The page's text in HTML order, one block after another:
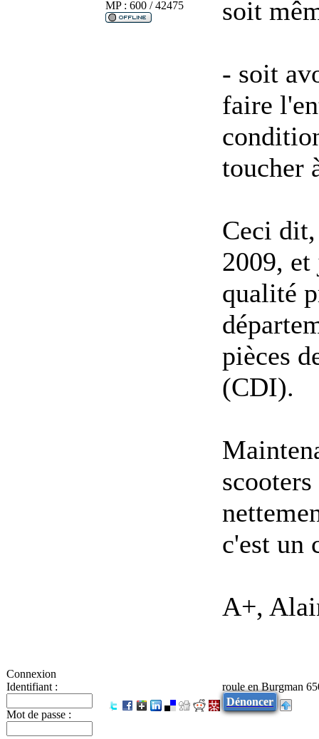
Connexion
Identifiant :
Mot de passe :
MP : 600 / 42475 soit
- soit
faire
toucher
Ceci
2009,
qualité
pièces
(CDI).
c'est un
A+,
roule en Burgman
Dénoncer